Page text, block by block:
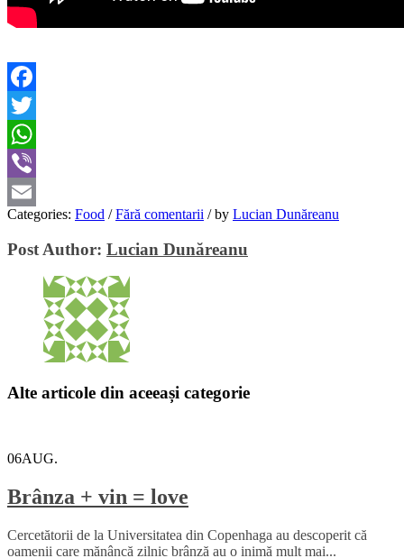
Facebook
Twitter
WhatsApp
Viber
Email
Categories: Food / Fără comentarii /by Lucian Dunăreanu
Post Author: Lucian Dunăreanu
Alte articole din aceeași categorie
06AUG.
Brânza + vin = love
Cercetătorii de la Universitatea din Copenhaga au descoperit că
oamenii care mănâncă zilnic brânză au o inimă mult mai...